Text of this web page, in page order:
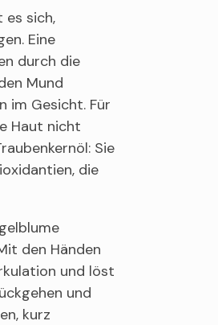
es sich,
Eine
durch die
Mund
im Gesicht. Für
Haut nicht
Sie
die
den Händen
und löst
und
kurz